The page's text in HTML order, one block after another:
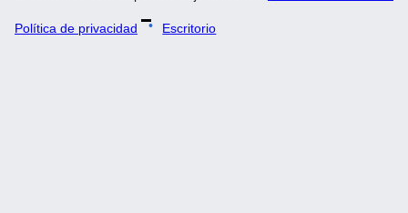
Política de privacidad Escritorio